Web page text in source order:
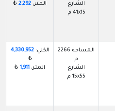
الشارع
41x15 م
المتر: 2,292
₺
المساحة 2266
م
الشارع
15x55 م
الكلي:4,330,952
₺
المتر: 1,911
₺